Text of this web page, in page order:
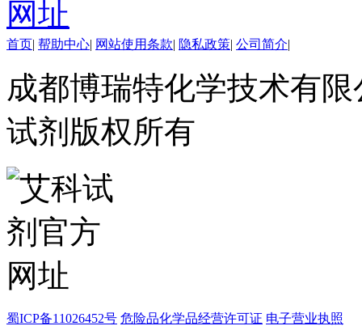
铕
镝
高端化学
催化和无机化学
化学生物学
杂环砌块
有机砌块
首页| 帮助中心| 网站使用条款| 隐私政策| 公司简介|
成都博瑞特化学技术有
试剂版权所有
蜀ICP备11026452号 危险品化学品经营许可证 电子营业执照